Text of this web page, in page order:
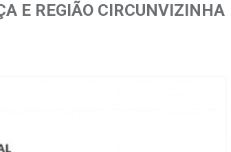
E REGIÃO CIRCUNVIZINHA